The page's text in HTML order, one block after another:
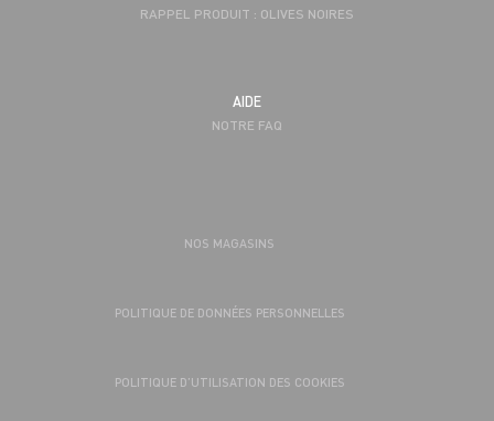
RAPPEL PRODUIT : OLIVES NOIRES
AIDE
NOTRE FAQ
NOS MAGASINS
POLITIQUE DE DONNÉES PERSONNELLES
POLITIQUE D’UTILISATION DES COOKIES